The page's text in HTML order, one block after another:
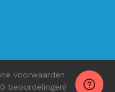
voorwaarden
beoordelingen)